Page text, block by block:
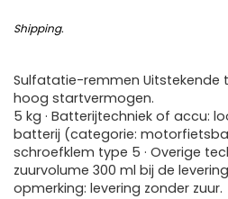
Shipping.
Sulfatatie-remmen Uitstekende
hoog startvermogen.
5 kg · Batterijtechniek of accu:
batterij (categorie:
schroefklem type 5 · Overige
zuurvolume 300 ml bij de
opmerking: levering zonder zuur.